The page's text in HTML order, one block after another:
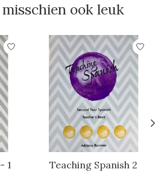
ook leuk
1 Teaching Spanish 2